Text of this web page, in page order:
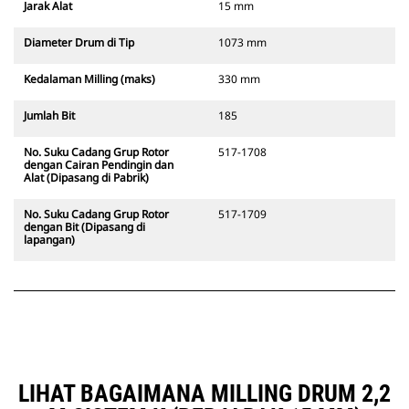
Jarak Alat 15 mm
Diameter Drum di Tip 1073 mm
Kedalaman Milling (maks) 330 mm
Jumlah Bit 185
No. Suku Cadang Grup Rotor
dengan Cairan Pendingin dan
Alat (Dipasang di Pabrik)
517-1708
No. Suku Cadang Grup Rotor
dengan Bit (Dipasang di
lapangan)
517-1709
LIHAT BAGAIMANA MILLING DRUM 2,2